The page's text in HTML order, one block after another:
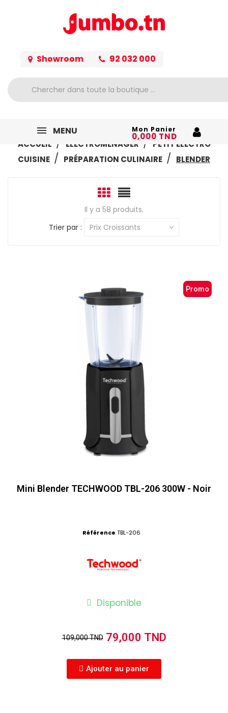
Showroom 92 032 000
MENU Mon Panier
0,000 TND
ACCUEIL ELECTROMÉNAGER
PETIT ELECTRO
CUISINE
PRÉPARATION CULINAIRE BLENDER
Il y a 58 produits.
Trier par :
Prix Croissants
Promo
Mini Blender TECHWOOD TBL-206 300W - Noir
Référence TBL-206
Disponible
109,000 TND 79,000 TND
Ajouter au panier